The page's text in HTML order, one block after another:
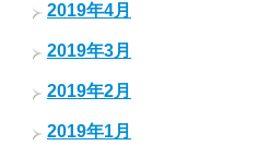
2019年4月
2019年3月
2019年2月
2019年1月